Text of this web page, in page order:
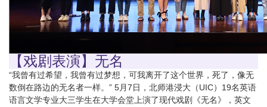
【戏剧表演】无名
“我曾有过希望，我曾有过梦想，可我离开了这个世界，死了，像无
数倒在路边的无名者一样。” 5月7日，北师港浸大（UIC）19名英语
语言文学专业大三学生在大学会堂上演了现代戏剧《无名》，英文